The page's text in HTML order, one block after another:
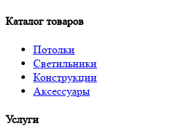
Каталог товаров
Потолки
Светильники
Конструкции
Аксессуары
Услуги